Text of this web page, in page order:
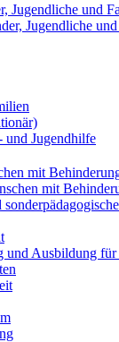
Jugendliche und
Jugendliche
und Jugendhilfe
mit
mit
und Ausbildung